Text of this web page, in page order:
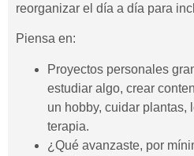
reorganizar el día a día para
Piensa en:
Proyectos personales
estudiar algo, crear
un hobby, cuidar plantas,
terapia.
¿Qué avanzaste, por